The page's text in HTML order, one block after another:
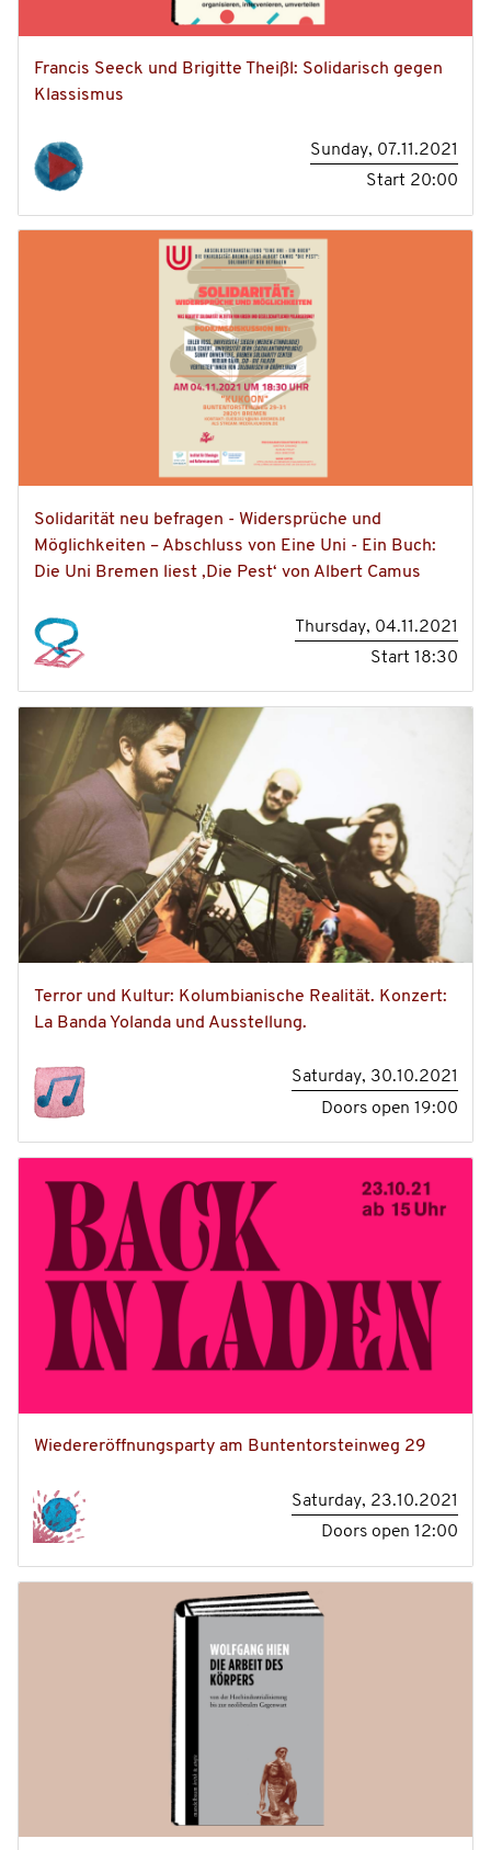
Francis Seeck und Brigitte Theißl: Solidarisch gegen
Klassismus
Sunday, 07.11.2021
Start 20:00
Solidarität neu befragen - Widersprüche und
Möglichkeiten – Abschluss von Eine Uni - Ein Buch:
Die Uni Bremen liest ‚Die Pest‘ von Albert Camus
Thursday, 04.11.2021
Start18:30
Terror und Kultur: Kolumbianische Realität. Konzert:
La Banda Yolanda und Ausstellung.
Saturday, 30.10.2021
Doors open19:00
Wiedereröffnungsparty am Buntentorsteinweg 29
Saturday, 23.10.2021
Doors open12:00